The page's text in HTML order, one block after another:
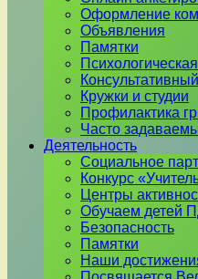
Оформление
Объявления
Памятки
Кружки и студии
Профилактика
Часто
Деятельность
Социальное
Конкурс
Центры
Обучаем детей
Безопасность
Памятки
Наши